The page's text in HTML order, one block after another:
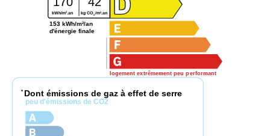
logement extrêmement peu performant
kWh/m2.an kg CO2 /m2 .an
153 kWh/m²/an
d'énergie finale
* Dont émissions de gaz à effet de serre
peu d'émissions de CO2